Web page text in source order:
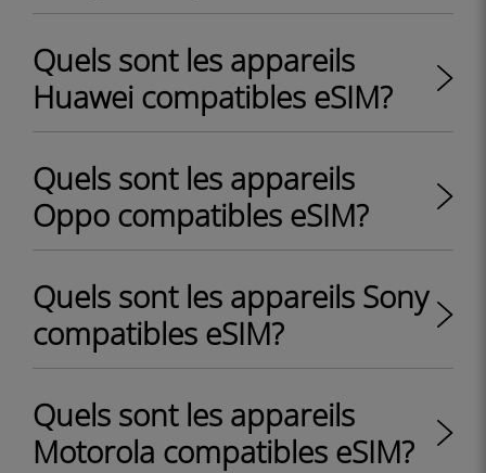
Quels sont les appareils
Huawei compatibles eSIM?
Quels sont les appareils
Oppo compatibles eSIM?
Quels sont les appareils Sony
compatibles eSIM?
Quels sont les appareils
Motorola compatibles eSIM?